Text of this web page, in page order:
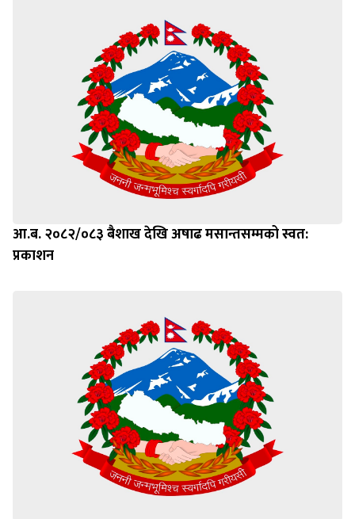
आ.ब. २०८२/०८३ बैशाख देखि अषाढ मसान्तसम्मको स्वत:
प्रकाशन